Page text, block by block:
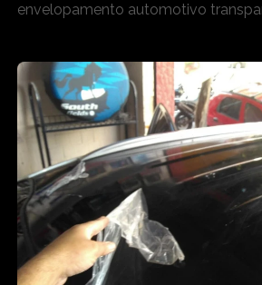
envelopamento automotivo